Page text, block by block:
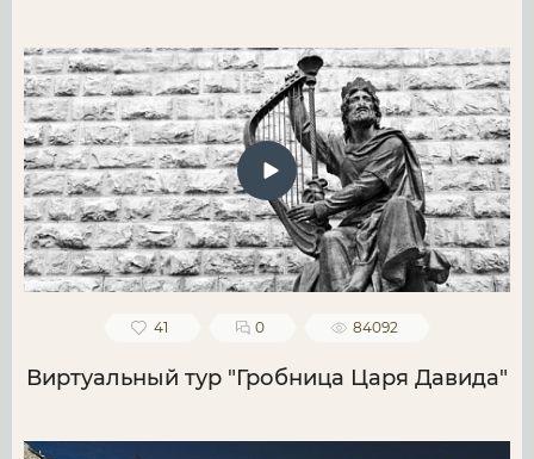
41 0 84092
Виртуальный тур "Гробница Царя Давида"